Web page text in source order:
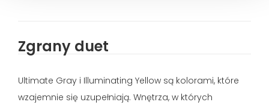
Zgrany duet
Ultimate Gray i Illuminating Yellow są kolorami, które
wzajemnie się uzupełniają. Wnętrza, w których